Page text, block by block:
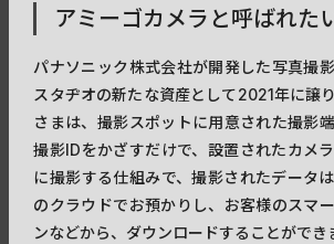
アミーゴカメラと呼ばれた
パナソニック株式会社が開発した写真撮
スタヂオの新たな資産として2021年に譲
さまは、撮影スポットに用意された撮影
撮影IDをかざすだけで、設置されたカメ
に撮影する仕組みで、撮影されたデータ
のクラウドでお預かりし、お客様のスマ
ンなどから、ダウンロードすることができ